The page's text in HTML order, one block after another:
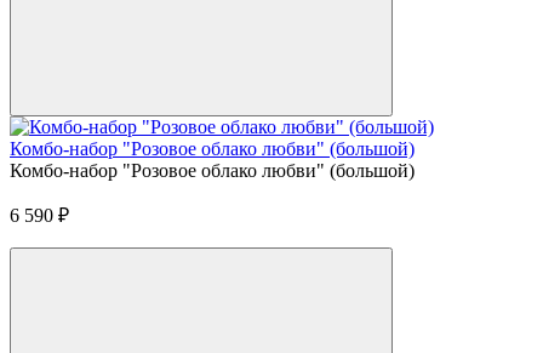
Комбо-набор "Розовое облако любви" (большой)
Комбо-набор "Розовое облако любви" (большой)
6 590 ₽